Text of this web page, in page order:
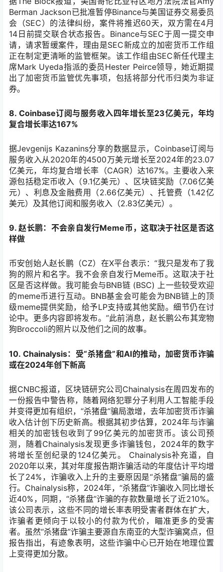
Berman Jackson已批准暂停Binance与美国证券交易委员
会（SEC）的法律纠纷，案件将推迟60天，双方需在4月
14日前提交联合状态报告。Binance与SEC于周一提交申
请，请求暂缓案件，理由是SEC新成立的加密货币工作组
正在制定更清晰的监管框架。该工作组由SEC新任代理主
席Mark Uyeda指派的委员Hester Peirce领导，她近期提
出了加密货币监管优先事项，包括将部分代币归类为非证
券。
8. Coinbase订阅与服务收入四年增长至23亿美元，年均
复合增长率达167%
据Jevgenijs Kazanins分享的数据显示，Coinbase订阅与
服务收入从2020年的4500万美元增长至2024年的23.07
亿美元，年均复合增长率（CAGR）达167%。主要收入来
源包括稳定币收入（9.1亿美元）、区块链奖励（7.06亿美
元）、利息及金融费用（2.66亿美元）、托管费（1.42亿
美元）及其他订阅和服务收入（2.83亿美元）。
9. 赵长鹏：不会亲自发行Meme币，这取决于社区是否这
样做
币安创始人赵长鹏（CZ）在X平台表示：“我只是发布了我
狗的照片和名字。我不会亲自发行Meme币。这取决于社
区是否这样做。我可能会与BNB链 (BSC) 上一些较受欢迎
的meme币进行互动。BNB基金会可能会为BNB链上的顶
级meme提供奖励，给予LP支持或其他奖励。细节仍在讨
论中。更多内容即将发布。”此前消息，赵长鹏公布其宠物
狗Broccoli的照片以及他们之间的故事。
10. Chainalysis：受“杀猪盘”和AI的推动，加密货币诈骗
或在2024年创下新高
据CNBC报道，区块链研究公司Chainalysis在周四发布的
一份报告中警告称，随着网络犯罪分子利用人工智能手段
并变得更加有组织，“杀猪盘”骗局激增，去年加密货币诈骗
收入估计创下历史新高。根据其初步估算，2024年与诈骗
相关的加密钱包收到了99亿美元的加密货币。该公司预
测，随着Chainalysis发现更多诈骗钱包，2024年的数字
将增长至创纪录的124亿美元。 Chainalysis补充道，自
2020年以来，其对年度报告期诈骗活动的年度估计平均增
长了24%，诈骗收入上升的主要原因是“杀猪盘”骗局的盛
行。Chainalysis称，2024年，“杀猪盘”诈骗收入同比增长
近40%，同期，“杀猪盘”诈骗的存款数量增长了近210%。
该公司表示，这些不同的增长率表明受害者群体在扩大，
诈骗者更倾向于以较小的付款为代价，瞄准更多的受害
者。虽然“杀猪盘”诈骗主要源自东南亚的大型诈骗窝点，但
报告指出，有迹象表明，这些诈骗中心已开始在地理位置
上变得更加分散。